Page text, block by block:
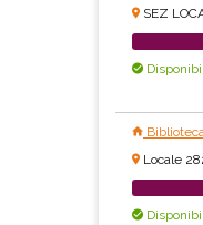
SEZ
Locale